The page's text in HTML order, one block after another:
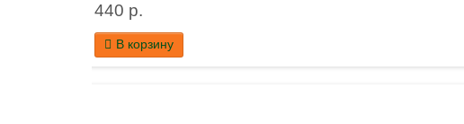
440 р.
В корзину